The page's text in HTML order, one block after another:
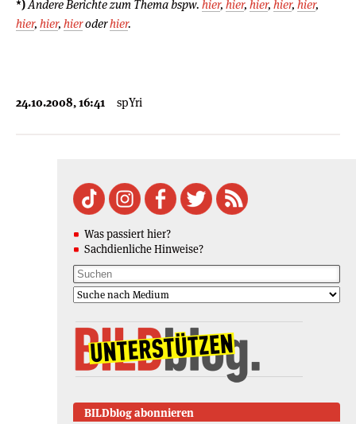
*) Andere Berichte zum Thema bspw. hier, hier, hier, hier, hier,
hier, hier, hieroderhier.
24.10.2008, 16:41 spYri
Was passiert hier?
Sachdienliche Hinweise?
BILDblog abonnieren